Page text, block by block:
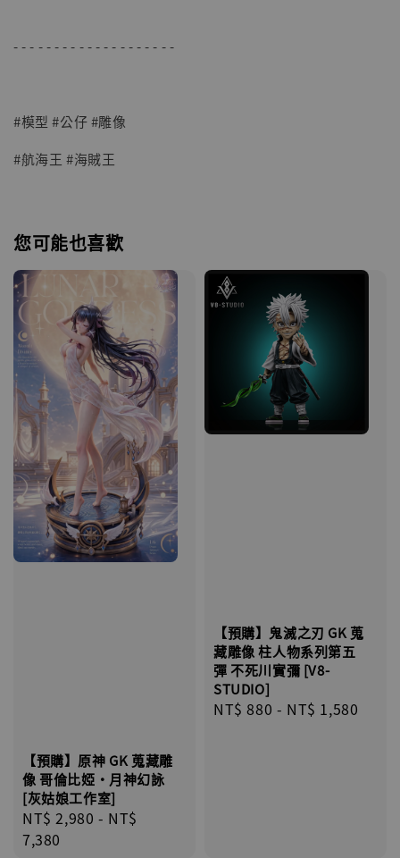
- - - - - - - - - - - - - - - - - - - -
#模型 #公仔 #雕像
#航海王 #海賊王
您可能也喜歡
【預購】原神 GK 蒐藏雕
像 哥倫比婭·月神幻詠
[灰姑娘工作室]
Regular
price
NT$ 2,980 - NT$
7,380
【預購】鬼滅之刃 GK 蒐
藏雕像 柱人物系列第五
彈 不死川實彌 [V8-
STUDIO]
Regular
NT$ 880 - NT$ 1,580